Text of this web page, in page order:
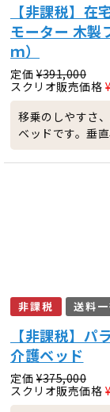
【非課税】
モーター 木製
ｍ）
定価 ¥391,000
スクリオ販売価格 ¥
移乗のしやすさ
ベッドです。垂
非課税 送料
【非課税】
介護ベッド
定価 ¥375,000
スクリオ販売価格 ¥